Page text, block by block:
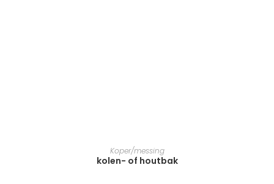
TOEVOEGEN AAN WINKELWAGEN
Koper/messing
kolen- of houtbak